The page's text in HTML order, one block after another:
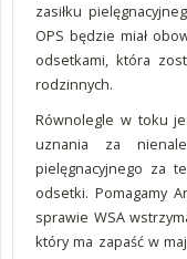
zasiłku
OPS będzie miał
odsetkami, która
rodzinnych.
Równolegle w toku
uznania za
pielęgnacyjnego za
odsetki. Pomagamy
sprawie WSA
który ma zapaść w